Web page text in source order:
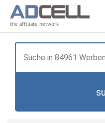
the affiliate network